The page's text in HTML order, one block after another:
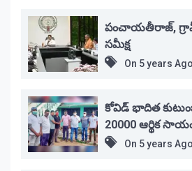
పంచాయతీరాజ్,
సమీక్ష
On 5 years Ago
కోవిడ్ భాదిత
20000 ఆర్థిక
On 5 years Ago